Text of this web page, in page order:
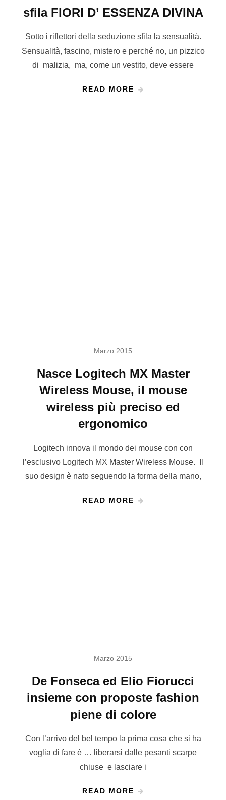
sfila FIORI D’ ESSENZA DIVINA
Sotto i riflettori della seduzione sfila la sensualità.
Sensualità, fascino, mistero e perché no, un pizzico
di malizia, ma, come un vestito, deve essere
READ MORE
Marzo 2015
Nasce Logitech MX Master
Wireless Mouse, il mouse
wireless più preciso ed
ergonomico
Logitech innova il mondo dei mouse con con
l’esclusivo Logitech MX Master Wireless Mouse. Il
suo design è nato seguendo la forma della mano,
READ MORE
Marzo 2015
De Fonseca ed Elio Fiorucci
insieme con proposte fashion
piene di colore
Con l’arrivo del bel tempo la prima cosa che si ha
voglia di fare è … liberarsi dalle pesanti scarpe
chiuse e lasciare i
READ MORE